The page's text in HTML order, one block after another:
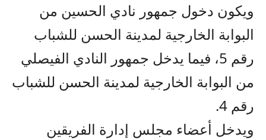
ويكون دخول جمهور نادي الحسين من
البوابة الخارجية لمدينة الحسن للشباب
رقم 5، فيما يدخل جمهور النادي الفيصلي
من البوابة الخارجية لمدينة الحسن للشباب
رقم 4.
ويدخل أعضاء مجلس إدارة الفريقين